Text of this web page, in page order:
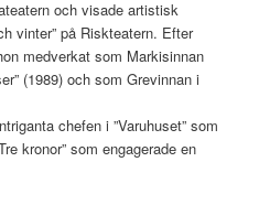
och visade artistisk
vinter” på Riskteatern. Efter
medverkat som Markisinnan
(1989) och som Grevinnan i
chefen i ”Varuhuset” som
kronor” som engagerade en